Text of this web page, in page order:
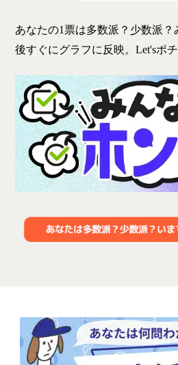
あなたの1票は多数派？少数派
後すぐにグラフに反映。Let'sポ